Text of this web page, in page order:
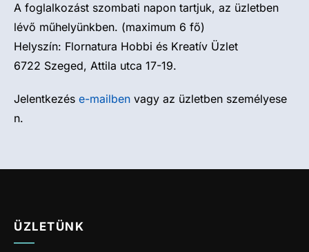
A foglalkozást szombati napon tartjuk, az üzletben
lévő műhelyünkben. (maximum 6 fő)
Helyszín: Flornatura Hobbi és Kreatív Üzlet
6722 Szeged, Attila utca 17-19.
Jelentkezés e-mailben vagy az üzletben személyese
n.
ÜZLETÜNK